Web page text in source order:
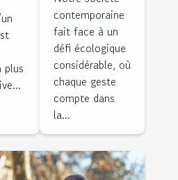
plus
zéro
déchet
étapes et
bénéfices
contemporaine
fait face à un
défi écologique
considérable, où
chaque geste
compte dans
la...